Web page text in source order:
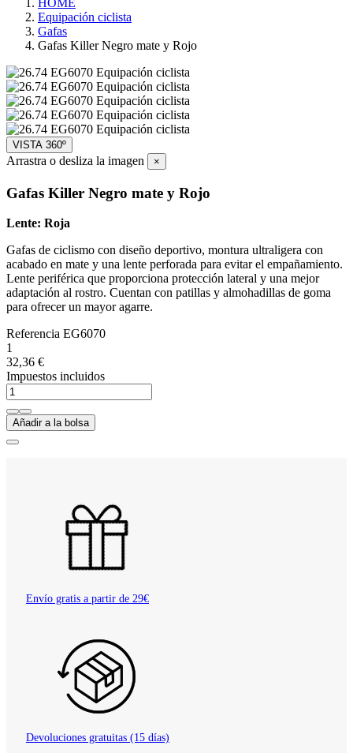
HOME
Equipación ciclista
Gafas
Gafas Killer Negro mate y Rojo
VISTA 360º
Arrastra o desliza la imagen ×
Gafas Killer Negro mate y Rojo
Lente: Roja
Gafas de ciclismo con diseño deportivo, montura ultraligera con
acabado en mate y una lente perforada para evitar el empañamiento.
Lente periférica que proporciona protección lateral y una mejor
adaptación al rostro. Cuentan con patillas y almohadillas de goma
para ofrecer un mayor agarre.
Referencia EG6070
1
32,36 €
Impuestos incluidos
Añadir a la bolsa
Envío gratis a partir de 29€
Devoluciones gratuitas (15 días)